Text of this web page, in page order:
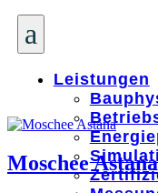
a
Leistungen
Moschee Astana